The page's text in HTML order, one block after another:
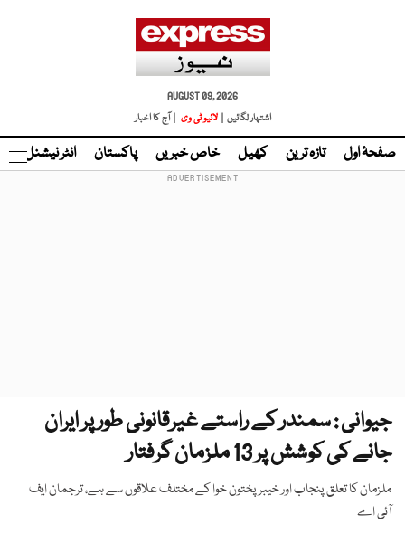
AUGUST 09, 2026
اشتہار لگائیں |
لائیو ٹی وی | آج کا اخبار
صفحۂ اول تازہ ترین کھیل خاص خبریں پاکستان انٹر نیشنل
جیوانی : سمندر کے راستے غیرقانونی طور پر ایران
جانے کی کوشش پر 13 ملزمان گرفتار
ملزمان کا تعلق پنجاب اور خیبرپختون خوا کے مختلف علاقوں سے ہے، ترجمان ایف
آئی اے